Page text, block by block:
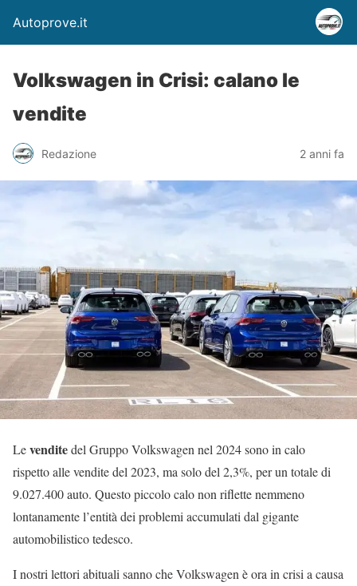
Autoprove.it
Volkswagen in Crisi: calano le
vendite
Redazione 2 anni fa
Levenditedel Gruppo Volkswagen nel 2024 sono in calo
rispetto alle vendite del 2023, ma solo del 2,3%, per un totale di
9.027.400 auto. Questo piccolo calo non riflette nemmeno
lontanamente l’entità dei problemi accumulati dal gigante
automobilistico tedesco.
I nostri lettori abituali sanno che Volkswagen è ora in crisi a causa